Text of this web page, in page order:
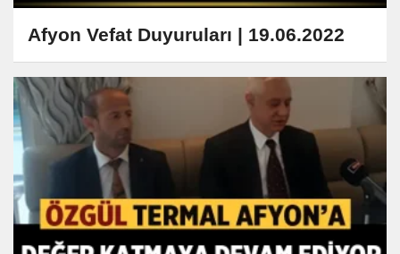
Afyon Vefat Duyuruları | 19.06.2022